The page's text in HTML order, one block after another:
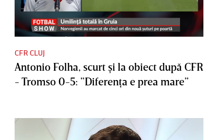
CFR CLUJ
Antonio Folha, scurt şi la obiect după CFR
- Tromso 0-5: ”Diferenţa e prea mare”